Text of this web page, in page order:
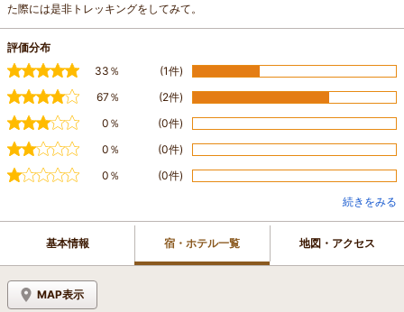
た際には是非トレッキングをしてみて。
評価分布
33％
(1件)
67％
(2件)
0％
(0件)
0％
(0件)
0％
(0件)
続きをみる
基本情報 宿・ホテル一覧 地図・アクセス
MAP表示